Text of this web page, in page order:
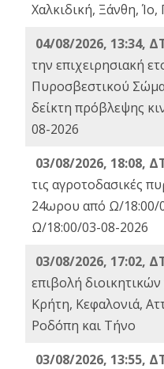
Χαλκιδική, Ξάνθη,
04/08/2026, 13:34,
την επιχειρησιακή
Πυροσβεστικού
δείκτη πρόβλεψης
08-2026
03/08/2026, 18:08,
τις αγροτοδασικές
24ωρου από Ω/18:00/
Ω/18:00/03-08-2026
03/08/2026, 17:02,
επιβολή
Κρήτη, Κεφαλονιά,
Ροδόπη και Τήνο
03/08/2026, 13:55,